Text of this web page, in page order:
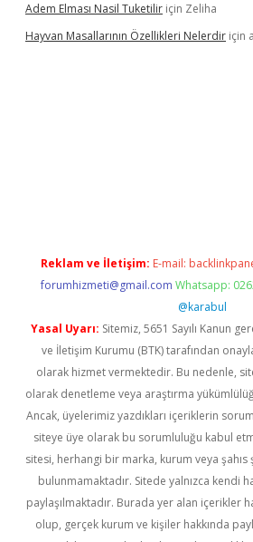
Adem Elması Nasil Tuketilir için Zeliha
Hayvan Masallarının Özellikleri Nelerdir için
Reklam ve İletişim: E-mail:
forumhizmeti@gmail.com Whatsapp:
@karabul
Yasal Uyarı: Sitemiz, 5651 Sayılı Kanun
ve İletişim Kurumu (BTK) tarafından
olarak hizmet vermektedir. Bu nedenle,
olarak denetleme veya araştırma
Ancak, üyelerimiz yazdıkları içeriklerin
siteye üye olarak bu sorumluluğu kabul
sitesi, herhangi bir marka, kurum veya şahıs
bulunmamaktadır. Sitede yalnızca kendi
paylaşılmaktadır. Burada yer alan içerikler
olup, gerçek kurum ve kişiler hakkında